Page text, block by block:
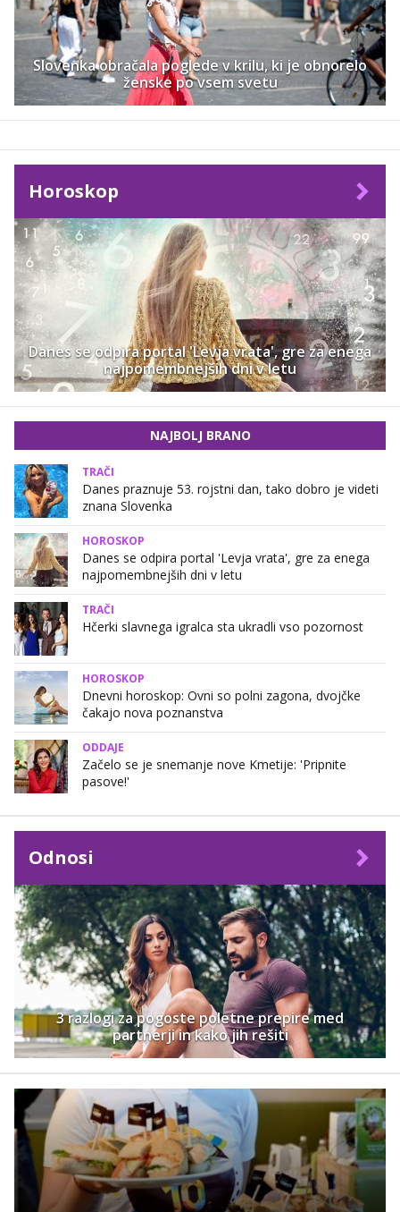
Slovenka obračala poglede v krilu, ki je obnorelo
ženske po vsem svetu
Horoskop
Danes se odpira portal 'Levja vrata', gre za enega
najpomembnejših dni v letu
NAJBOLJ BRANO
TRAČI
Danes praznuje 53. rojstni dan, tako dobro je videti
znana Slovenka
HOROSKOP
Danes se odpira portal 'Levja vrata', gre za enega
najpomembnejših dni v letu
TRAČI
Hčerki slavnega igralca sta ukradli vso pozornost
HOROSKOP
Dnevni horoskop: Ovni so polni zagona, dvojčke
čakajo nova poznanstva
ODDAJE
Začelo se je snemanje nove Kmetije: 'Pripnite
pasove!'
Odnosi
3 razlogi za pogoste poletne prepire med
partnerji in kako jih rešiti